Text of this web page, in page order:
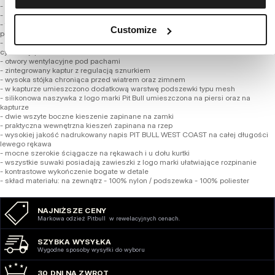
Customize
- klasyczny uniwersalny sportowy fason
- wykonana z wysokiej jakości średniej grubości tkaniny nylonowej
- tkanina zachowuje swoje właściwości wiatroszczelne, przy równoczesnym
podniesieniu komfortu cieplnego
- podszyta lekką poliestrową siateczką, która dodatkowo wspiera system
cyrkulacji powietrza
- otwory wentylacyjne pod pachami
- zintegrowany kaptur z regulacją sznurkiem
- wysoka stójka chroniąca przed wiatrem oraz zimnem
- w kapturze umieszczono dodatkową warstwę podszewki typu mesh
- silikonowa naszywka z logo marki Pit Bull umieszczona na piersi oraz na
kapturze
- dwie wszyte boczne kieszenie zapinane na zamki
- praktyczna wewnętrzna kieszeń zapinana na rzep
- wysokiej jakość nadrukowany napis PIT BULL WEST COAST na całej długości
lewego rękawa
- mocne szerokie ściągacze na rękawach i u dołu kurtki
- wszystkie suwaki posiadają zawieszki z logo marki ułatwiające rozpinanie
- kontrastowe wykończenie bogate w detale
- skład materiału: na zewnątrz - 100% nylon / podszewka - 100% poliester
NAJNIŻSZE CENY
Markowa odzież Pitbull w rewelacyjnych cenach.
SZYBKA WYSYŁKA
Wygodne sposoby wysyłki do wyboru
30 DNI NA ZWROT